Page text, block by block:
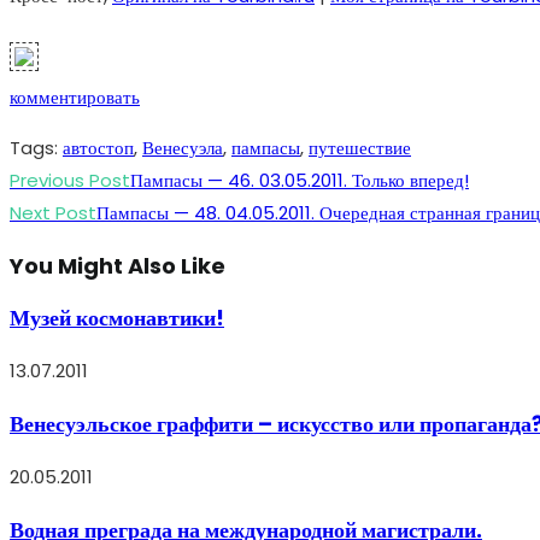
комментировать
Tags: автостоп,Венесуэла,пампасы,путешествие
Read
more
Previous PostПампасы — 46. 03.05.2011. Только вперед!
Next PostПампасы — 48. 04.05.2011. Очередная странная
You Might Also Like
Музей космонавтики!
13.07.2011
Венесуэльское граффити – искусство или
20.05.2011
Водная преграда на международной магистрали.